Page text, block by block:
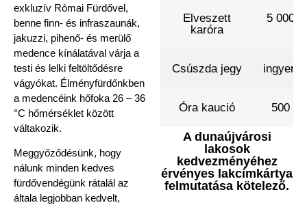
exkluzív Római Fürdővel,
benne finn- és infraszaunák,
jakuzzi, pihenő- és merülő
medence kínálatával várja a
testi és lelki feltöltődésre
vágyókat. Élményfürdőnkben
a medencéink hőfoka 26 – 36
°C hőmérséklet között
váltakozik.
Meggyőződésünk, hogy
nálunk minden kedves
fürdővendégünk rátalál az
általa legjobban kedvelt,
Elveszett
karóra
5 000 .-
Csúszda jegy
Óra kaució 500 .-
A dunaújvárosi
lakosok
kedvezményéhez
érvényes lakcímkártya
felmutatása kötelező.